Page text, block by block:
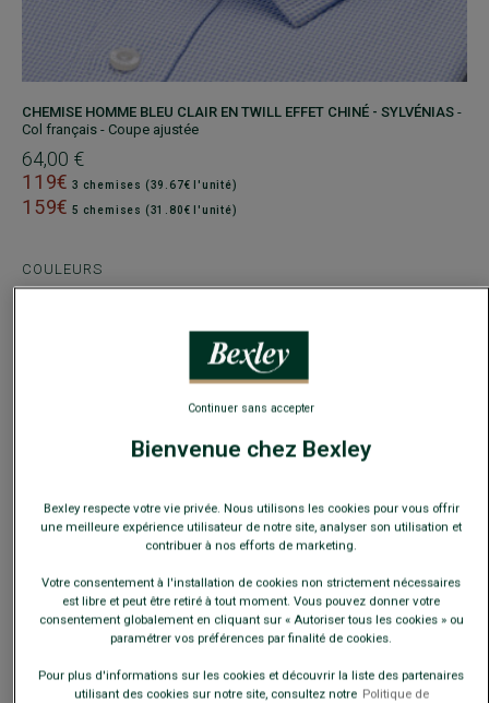
CHEMISE HOMME BLEU CLAIR EN TWILL EFFET CHINÉ - SYLVÉNIAS -
Col français - Coupe ajustée
64,00 €
119€ 3 chemises (39.67€ l'unité)
159€ 5 chemises (31.80€ l'unité)
COULEURS
+
AJOUTER AU PANIER
PANTALON DE COSTUME HOMME BLEU FONCÉ CHINÉ - LAZARE -
Coupe Ajustée - 100% Laine Vierge Double Fil
Bienvenue chez Bexley
Bexley respecte votre vie privée. Nous utilisons les cookies pour vous offrir
une meilleure expérience utilisateur de notre site, analyser son utilisation et
contribuer à nos efforts de marketing.
Votre consentement à l'installation de cookies non strictement nécessaires
est libre et peut être retiré à tout moment. Vous pouvez donner votre
consentement globalement en cliquant sur « Autoriser tous les cookies » ou
paramétrer vos préférences par finalité de cookies.
Pour plus d'informations sur les cookies et découvrir la liste des partenaires
utilisant des cookies sur notre site, consultez notre Politique de
Continuer sans accepter